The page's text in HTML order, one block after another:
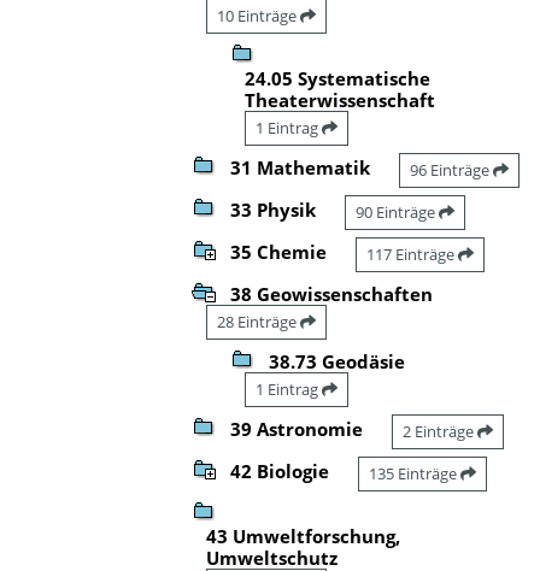
10 Einträge
24.05 Systematische
Theaterwissenschaft
1 Eintrag
31 Mathematik 96 Einträge
33 Physik 90 Einträge
35 Chemie 117 Einträge
38 Geowissenschaften
28 Einträge
38.73 Geodäsie
1 Eintrag
39 Astronomie 2 Einträge
42 Biologie 135 Einträge
43 Umweltforschung,
Umweltschutz